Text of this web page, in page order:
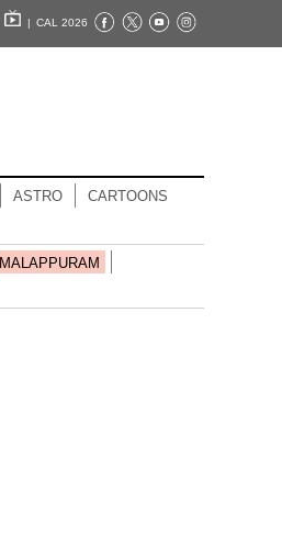
| CAL 2026
ASTRO CARTOONS
MALAPPURAM